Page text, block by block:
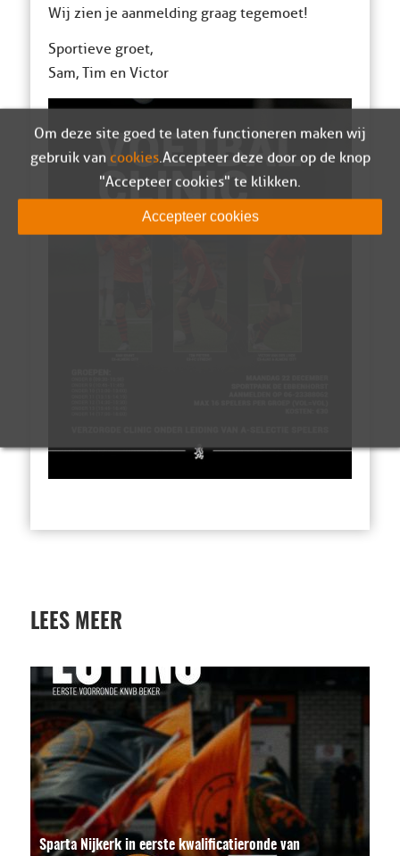
Wij zien je aanmelding graag tegemoet!
Sportieve groet,
Sam, Tim en Victor
LEES MEER
Sparta Nijkerk in eerste kwalificatieronde van
Om deze site goed te laten functioneren maken wij
gebruik van cookies. Accepteer deze door op de knop
"Accepteer cookies" te klikken.
Accepteer cookies